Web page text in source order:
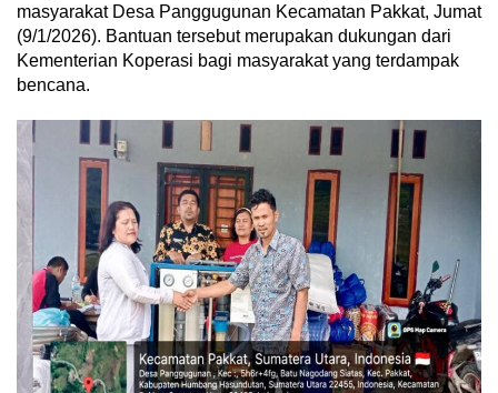
masyarakat Desa Panggugunan Kecamatan Pakkat, Jumat
(9/1/2026). Bantuan tersebut merupakan dukungan dari
Kementerian Koperasi bagi masyarakat yang terdampak
bencana.